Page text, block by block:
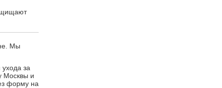
Мы
за
Москвы и
форму на